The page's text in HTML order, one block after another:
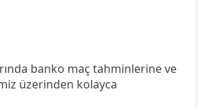
banko maç tahminlerine ve
üzerinden kolayca